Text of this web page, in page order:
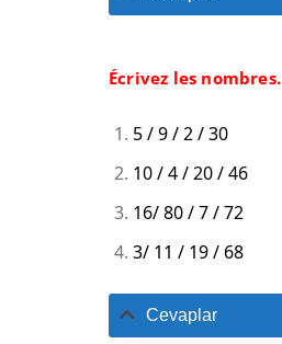
Écrivez les nombres.
5 / 9 / 2 / 30
10 / 4 / 20 / 46
16/ 80 / 7 / 72
3/ 11 / 19 / 68
Cevaplar